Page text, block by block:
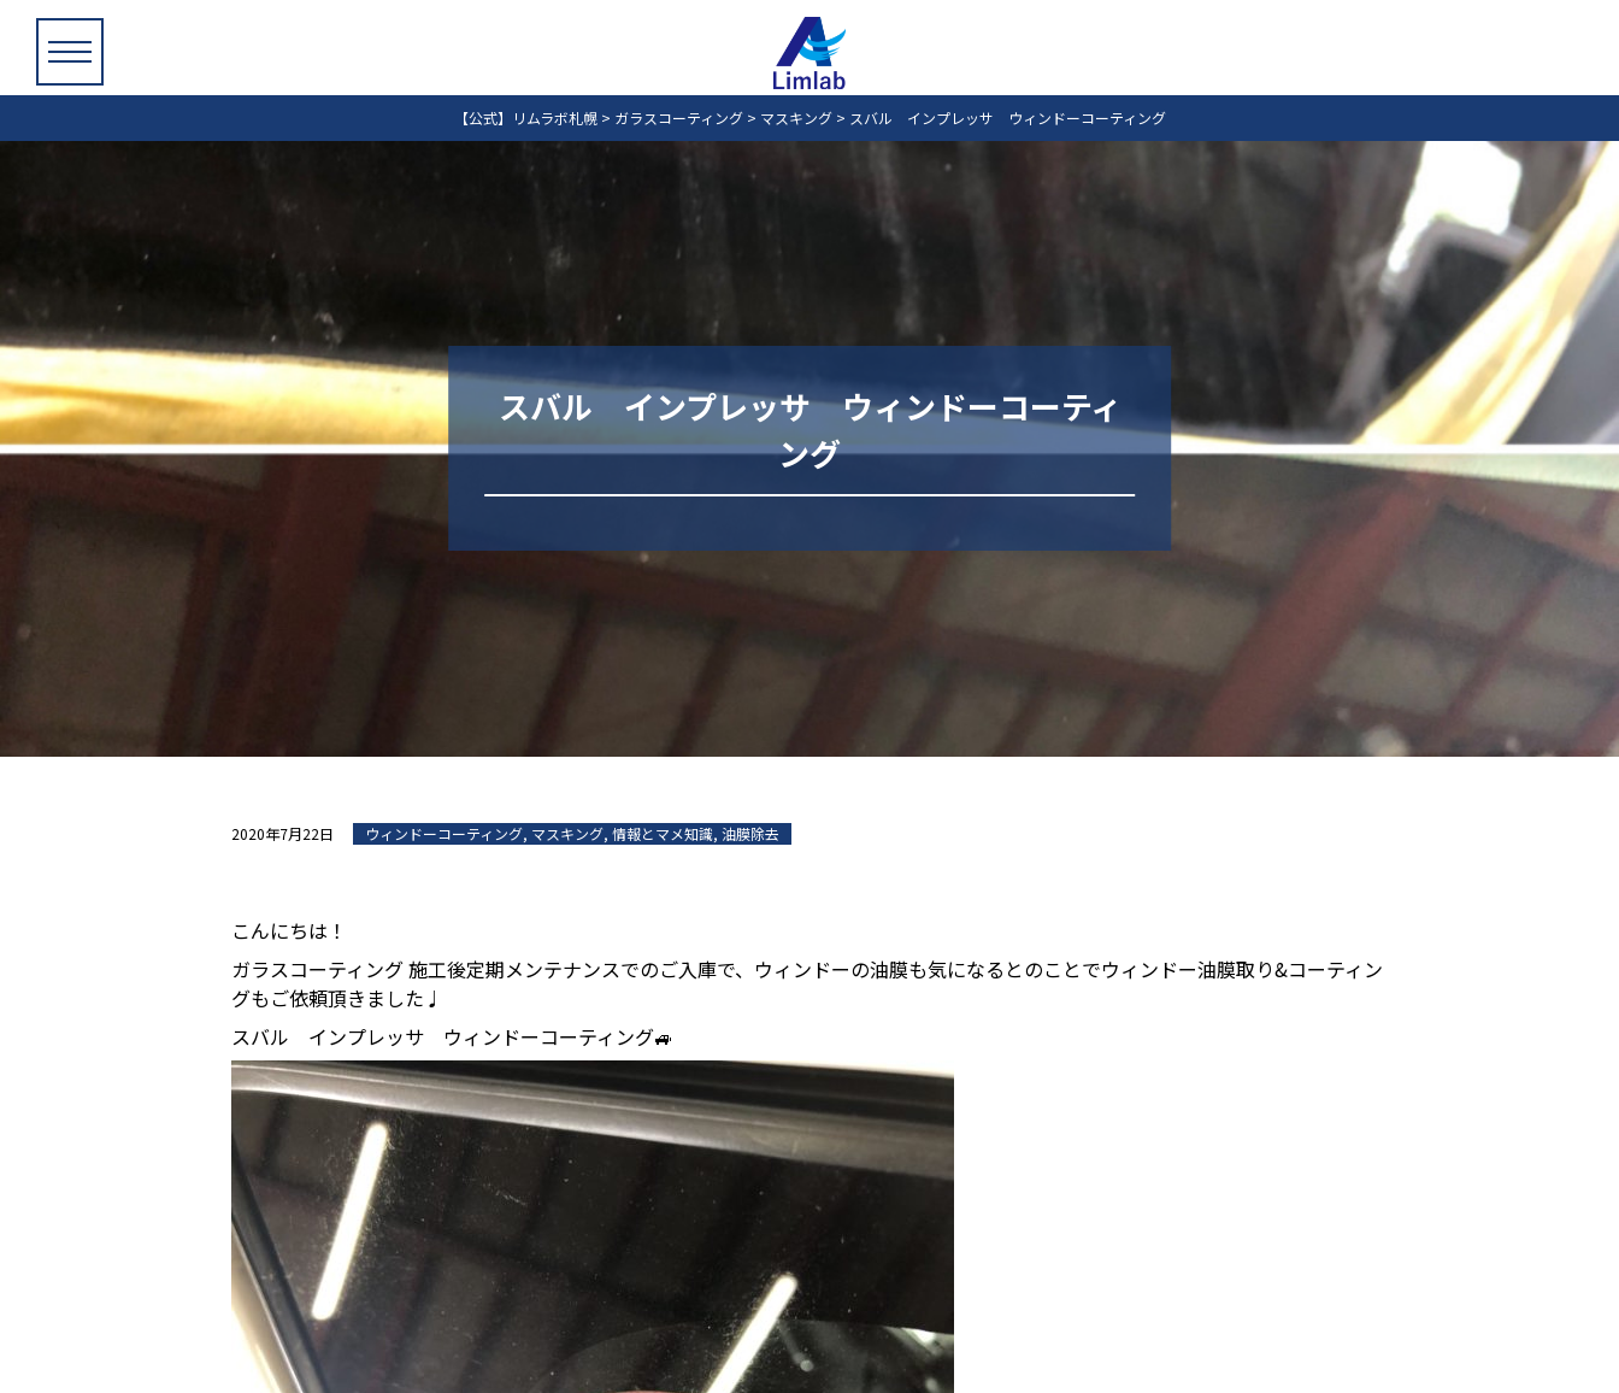
【公式】リムラボ札幌> ガラスコーティング> マスキング> スバル インプレッサ ウィンドーコーティング
スバル インプレッサ ウィンドーコーティ
ング
2020年7月22日 ウィンドーコーティング, マスキング, 情報とマメ知識, 油膜除去
こんにちは！
ガラスコーティング 施工後定期メンテナンスでのご入庫で、ウィンドーの油膜も気になるとのことでウィンドー油膜取り&コーティン
グもご依頼頂きました♩
スバル インプレッサ ウィンドーコーティング🚙